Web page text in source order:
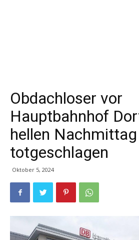
Obdachloser vor
Hauptbahnhof
hellen Nachmittag
totgeschlagen
Oktober 5, 2024